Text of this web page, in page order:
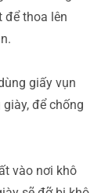
để thoa lên
giấy vụn
để chống
vào nơi khô